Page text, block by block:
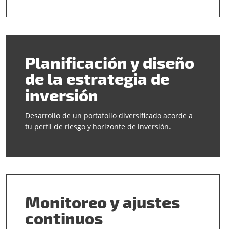
Planificación y diseño
de la estrategia de
inversión
Desarrollo de un portafolio diversificado acorde a
tu perfil de riesgo y horizonte de inversión.
Monitoreo y ajustes
continuos